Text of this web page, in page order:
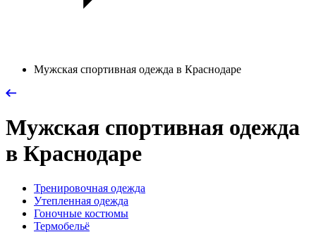
Мужская спортивная одежда в Краснодаре
Мужская спортивная одежда
в Краснодаре
Тренировочная одежда
Утепленная одежда
Гоночные костюмы
Термобельё